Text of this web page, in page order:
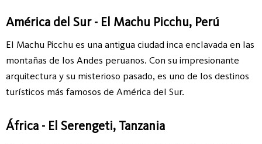
América del Sur - El Machu Picchu, Perú
El Machu Picchu es una antigua ciudad inca enclavada en las
montañas de los Andes peruanos. Con su impresionante
arquitectura y su misterioso pasado, es uno de los destinos
turísticos más famosos de América del Sur.
África - El Serengeti, Tanzania